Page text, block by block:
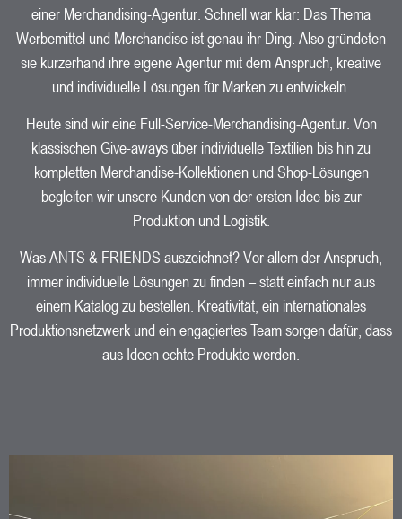
einer Merchandising-Agentur. Schnell war klar: Das Thema
Werbemittel und Merchandise ist genau ihr Ding. Also gründeten
sie kurzerhand ihre eigene Agentur mit dem Anspruch, kreative
und individuelle Lösungen für Marken zu entwickeln.
Heute sind wir eine Full-Service-Merchandising-Agentur. Von
klassischen Give-aways über individuelle Textilien bis hin zu
kompletten Merchandise-Kollektionen und Shop-Lösungen
begleiten wir unsere Kunden von der ersten Idee bis zur
Produktion und Logistik.
Was ANTS & FRIENDS auszeichnet? Vor allem der Anspruch,
immer individuelle Lösungen zu finden – statt einfach nur aus
einem Katalog zu bestellen. Kreativität, ein internationales
Produktionsnetzwerk und ein engagiertes Team sorgen dafür, dass
aus Ideen echte Produkte werden.